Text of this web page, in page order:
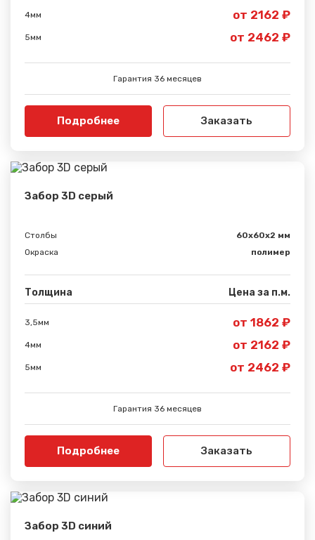
4мм от 2162 ₽
5мм от 2462 ₽
Гарантия 36 месяцев
Подробнее Заказать
Забор 3D серый
Столбы
60х60х2 мм
Окраска
полимер
Толщина Цена за п.м.
3,5мм от 1862 ₽
4мм от 2162 ₽
5мм от 2462 ₽
Гарантия 36 месяцев
Подробнее Заказать
Забор 3D синий